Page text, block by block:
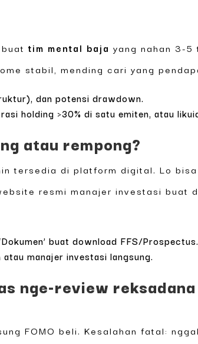
buattim mental baja yang nahan 3-
stabil, mending cari yang
dan potensi drawdown.
holding >30% di satu emiten, atau
atau rempong?
tersedia di platform digital. Lo
resmi manajer investasi buat
buat download FFS/Prospectus.
manajer investasi langsung.
nge-review
FOMO beli. Kesalahan fatal: